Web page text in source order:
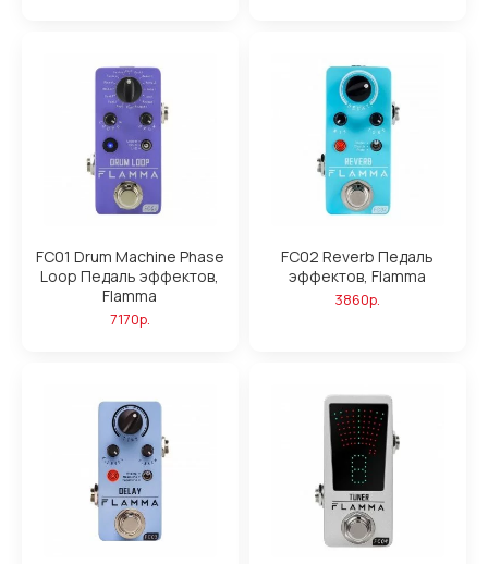
FC01 Drum Machine Phase
Loop Педаль эффектов,
Flamma
7170р.
FC02 Reverb Педаль
эффектов, Flamma
3860р.